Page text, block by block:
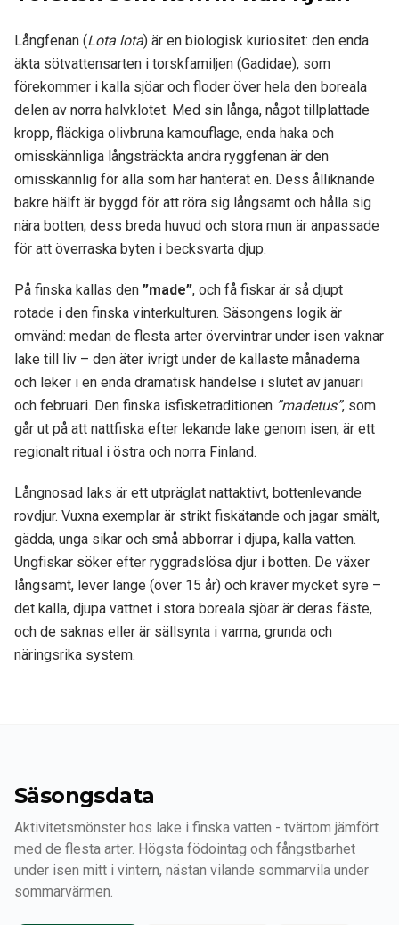
Långfenan (Lota lota) är en biologisk kuriositet: den enda
äkta sötvattensarten i torskfamiljen (Gadidae), som
förekommer i kalla sjöar och floder över hela den boreala
delen av norra halvklotet. Med sin långa, något tillplattade
kropp, fläckiga olivbruna kamouflage, enda haka och
omisskännliga långsträckta andra ryggfenan är den
omisskännlig för alla som har hanterat en. Dess ålliknande
bakre hälft är byggd för att röra sig långsamt och hålla sig
nära botten; dess breda huvud och stora mun är anpassade
för att överraska byten i becksvarta djup.
På finska kallas den ”made”, och få fiskar är så djupt
rotade i den finska vinterkulturen. Säsongens logik är
omvänd: medan de flesta arter övervintrar under isen vaknar
lake till liv – den äter ivrigt under de kallaste månaderna
och leker i en enda dramatisk händelse i slutet av januari
och februari. Den finska isfisketraditionen ”madetus”, som
går ut på att nattfiska efter lekande lake genom isen, är ett
regionalt ritual i östra och norra Finland.
Långnosad laks är ett utpräglat nattaktivt, bottenlevande
rovdjur. Vuxna exemplar är strikt fiskätande och jagar smält,
gädda, unga sikar och små abborrar i djupa, kalla vatten.
Ungfiskar söker efter ryggradslösa djur i botten. De växer
långsamt, lever länge (över 15 år) och kräver mycket syre –
det kalla, djupa vattnet i stora boreala sjöar är deras fäste,
och de saknas eller är sällsynta i varma, grunda och
näringsrika system.
Säsongsdata
Aktivitetsmönster hos lake i finska vatten - tvärtom jämfört
med de flesta arter. Högsta födointag och fångstbarhet
under isen mitt i vintern, nästan vilande sommarvila under
sommarvärmen.